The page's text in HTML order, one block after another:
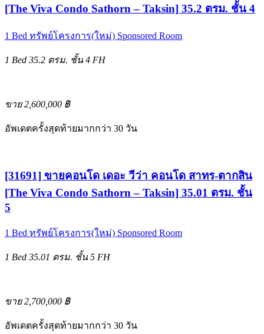
[The Viva Condo Sathorn – Taksin] 35.2 ตรม. ชั้น 4
1 Bed ทรัพย์โครงการ(ใหม่) Sponsored Room
1 Bed 35.2 ตรม. ชั้น 4 FH
ขาย 2,600,000 ฿
อัพเดตครั้งสุดท้ายมากกว่า 30 วัน
[31691] ขายคอนโด เดอะ วีว่า คอนโด สาทร-ตากสิน
[The Viva Condo Sathorn – Taksin] 35.01 ตรม. ชั้น
5
1 Bed ทรัพย์โครงการ(ใหม่) Sponsored Room
1 Bed 35.01 ตรม. ชั้น 5 FH
ขาย 2,700,000 ฿
อัพเดตครั้งสุดท้ายมากกว่า 30 วัน